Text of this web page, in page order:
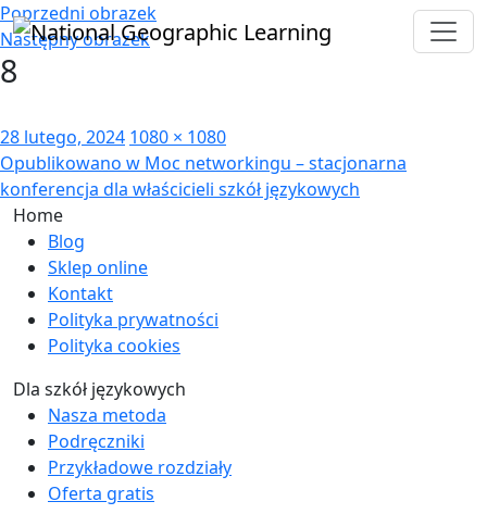
Poprzedni obrazek
Następny obrazek
8
Opublikowano
28 lutego, 2024 Pełny
rozmiar
1080 × 1080
Nawigacja
wpisu
Opublikowano w Moc networkingu – stacjonarna
konferencja dla właścicieli szkół językowych
Home
Blog
Sklep online
Kontakt
Polityka prywatności
Polityka cookies
Dla szkół językowych
Nasza metoda
Podręczniki
Przykładowe rozdziały
Oferta gratis